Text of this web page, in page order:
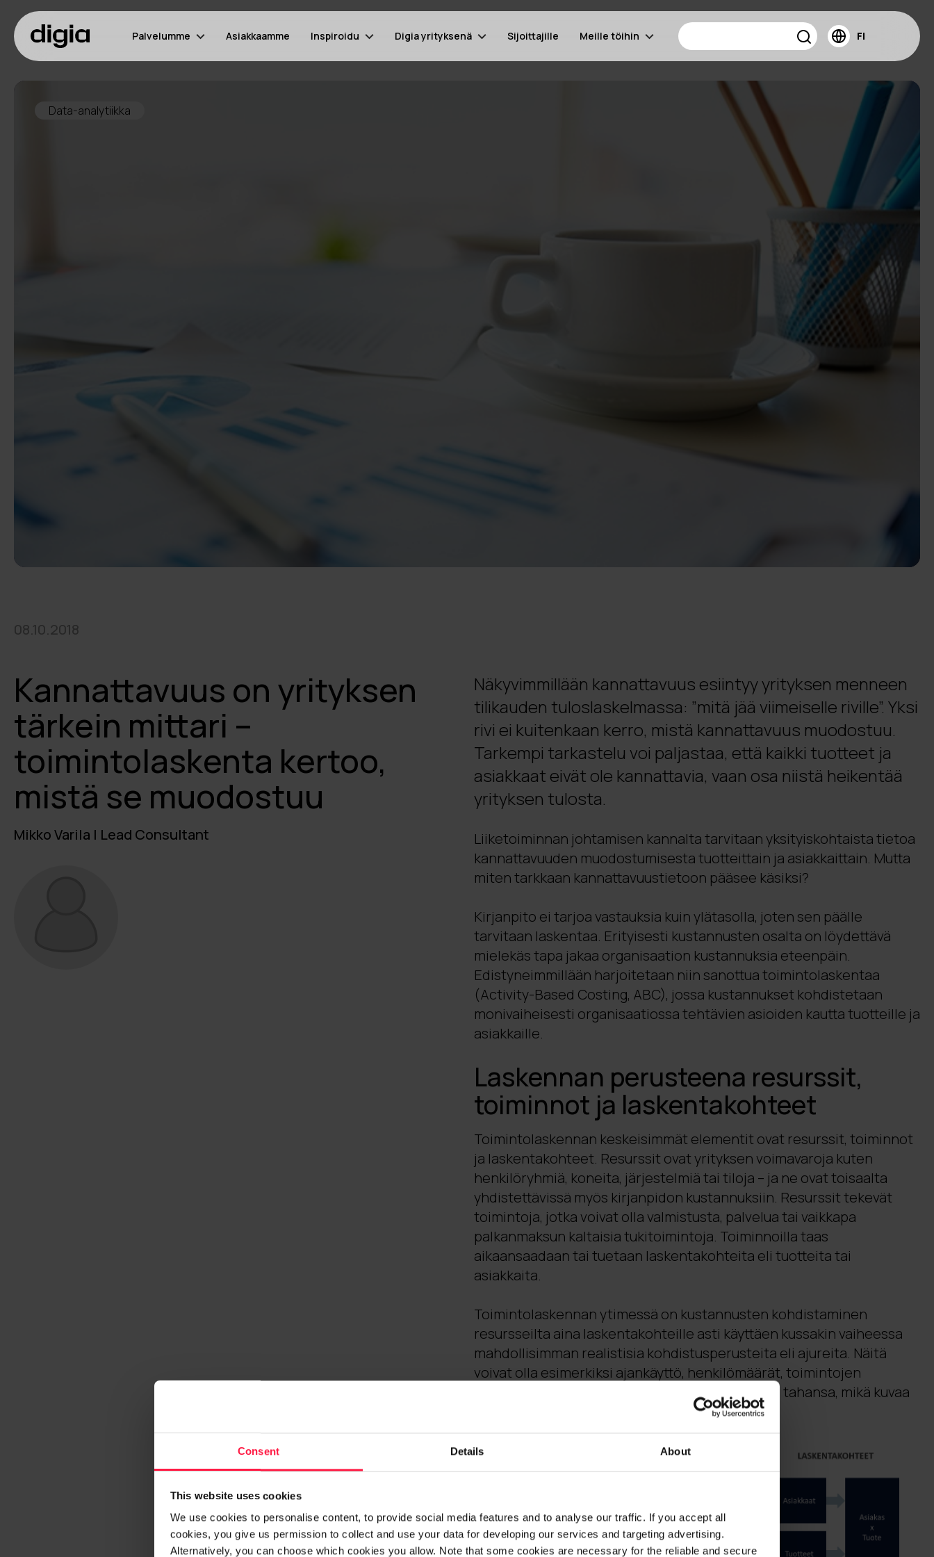
Consent Details About
This website uses cookies
We use cookies to personalise content, to provide social media features and to analyse our traffic. If you accept all
cookies, you give us permission to collect and use your data for developing our services and targeting advertising.
Alternatively, you can choose which cookies you allow. Note that some cookies are necessary for the reliable and secure
Palvelumme Asiakkaamme Inspiroidu Digia yrityksenä Sijoittajille Meille töihin FI
Data-analytiikka
08.10.2018
Kannattavuus on yrityksen
tärkein mittari –
toimintolaskenta kertoo,
mistä se muodostuu
Mikko Varila | Lead Consultant
Näkyvimmillään kannattavuus esiintyy yrityksen menneen
tilikauden tuloslaskelmassa: ”mitä jää viimeiselle riville”. Yksi
rivi ei kuitenkaan kerro, mistä kannattavuus muodostuu.
Tarkempi tarkastelu voi paljastaa, että kaikki tuotteet ja
asiakkaat eivät ole kannattavia, vaan osa niistä heikentää
yrityksen tulosta.
Liiketoiminnan johtamisen kannalta tarvitaan yksityiskohtaista tietoa
kannattavuuden muodostumisesta tuotteittain ja asiakkaittain. Mutta
miten tarkkaan kannattavuustietoon pääsee käsiksi?
Kirjanpito ei tarjoa vastauksia kuin ylätasolla, joten sen päälle
tarvitaan laskentaa. Erityisesti kustannusten osalta on löydettävä
mielekäs tapa jakaa organisaation kustannuksia eteenpäin.
Edistyneimmillään harjoitetaan niin sanottua toimintolaskentaa
(Activity-Based Costing, ABC), jossa kustannukset kohdistetaan
monivaiheisesti organisaatiossa tehtävien asioiden kautta tuotteille ja
asiakkaille.
Laskennan perusteena resurssit,
toiminnot ja laskentakohteet
Toimintolaskennan keskeisimmät elementit ovat resurssit, toiminnot
ja laskentakohteet. Resurssit ovat yrityksen voimavaroja kuten
henkilöryhmiä, koneita, järjestelmiä tai tiloja – ja ne ovat toisaalta
yhdistettävissä myös kirjanpidon kustannuksiin. Resurssit tekevät
toimintoja, jotka voivat olla valmistusta, palvelua tai vaikkapa
palkanmaksun kaltaisia tukitoimintoja. Toiminnoilla taas
aikaansaadaan tai tuetaan laskentakohteita eli tuotteita tai
asiakkaita.
Toimintolaskennan ytimessä on kustannusten kohdistaminen
resursseilta aina laskentakohteille asti käyttäen kussakin vaiheessa
mahdollisimman realistisia kohdistusperusteita eli ajureita. Näitä
voivat olla esimerkiksi ajankäyttö, henkilömäärät, toimintojen
suorituskerrat, myyntikäyntien lukumäärä – mikä tahansa, mikä kuvaa
sitä, mikä kohdistettavaa elementtiä kuormittaa.